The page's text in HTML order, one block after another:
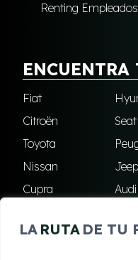
LA RUTA DE TU
Renting Empleados
Fiat
Citroën
Seat
Toyota
Nissan
Jeep
Cupra
Audi
Skoda
Ford